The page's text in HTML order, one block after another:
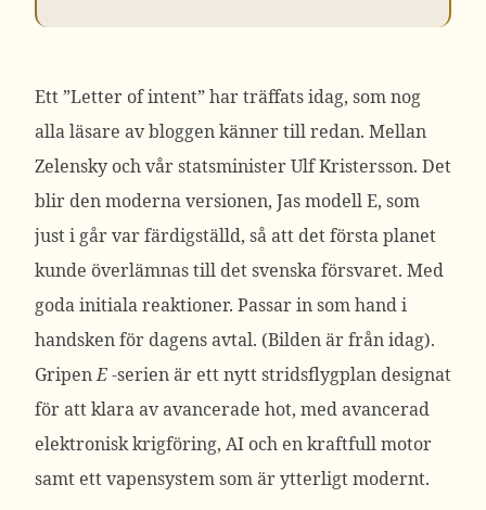
Ett ”Letter of intent” har träffats idag, som nog
alla läsare av bloggen känner till redan. Mellan
Zelensky och vår statsminister Ulf Kristersson. Det
blir den moderna versionen, Jas modell E, som
just i går var färdigställd, så att det första planet
kunde överlämnas till det svenska försvaret. Med
goda initiala reaktioner. Passar in som hand i
handsken för dagens avtal. (Bilden är från idag).
GripenE-serien är ett nytt stridsflygplan designat
för att klara av avancerade hot, med avancerad
elektronisk krigföring, AI och en kraftfull motor
samt ett vapensystem som är ytterligt modernt.